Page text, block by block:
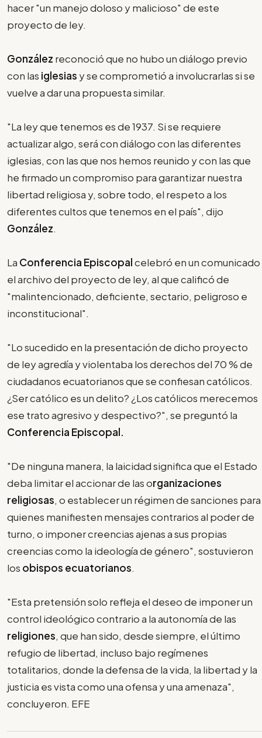
hacer "un manejo doloso y malicioso" de este
proyecto de ley.
González reconoció que no hubo un diálogo previo
con las iglesias y se comprometió a involucrarlas si se
vuelve a dar una propuesta similar.
"La ley que tenemos es de 1937. Si se requiere
actualizar algo, será con diálogo con las diferentes
iglesias, con las que nos hemos reunido y con las que
he firmado un compromiso para garantizar nuestra
libertad religiosa y, sobre todo, el respeto a los
diferentes cultos que tenemos en el país", dijo
González.
La Conferencia Episcopalcelebró en un comunicado
el archivo del proyecto de ley, al que calificó de
"malintencionado, deficiente, sectario, peligroso e
inconstitucional".
"Lo sucedido en la presentación de dicho proyecto
de ley agredía y violentaba los derechos del 70 % de
ciudadanos ecuatorianos que se confiesan católicos.
¿Ser católico es un delito? ¿Los católicos merecemos
ese trato agresivo y despectivo?", se preguntó la
Conferencia Episcopal.
"De ninguna manera, la laicidad significa que el Estado
deba limitar el accionar de las organizaciones
religiosas, o establecer un régimen de sanciones para
quienes manifiesten mensajes contrarios al poder de
turno, o imponer creencias ajenas a sus propias
creencias como la ideología de género", sostuvieron
los obispos ecuatorianos.
"Esta pretensión solo refleja el deseo de imponer un
control ideológico contrario a la autonomía de las
religiones, que han sido, desde siempre, el último
refugio de libertad, incluso bajo regímenes
totalitarios, donde la defensa de la vida, la libertad y la
justicia es vista como una ofensa y una amenaza",
concluyeron. EFE